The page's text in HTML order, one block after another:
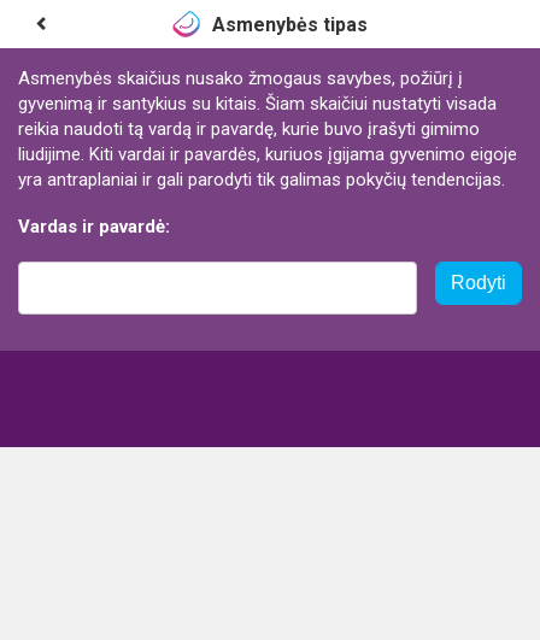
Asmenybės tipas
Asmenybės skaičius nusako žmogaus savybes, požiūrį į
gyvenimą ir santykius su kitais. Šiam skaičiui nustatyti visada
reikia naudoti tą vardą ir pavardę, kurie buvo įrašyti gimimo
liudijime. Kiti vardai ir pavardės, kuriuos įgijama gyvenimo eigoje
yra antraplaniai ir gali parodyti tik galimas pokyčių tendencijas.
Vardas ir pavardė:
Rodyti